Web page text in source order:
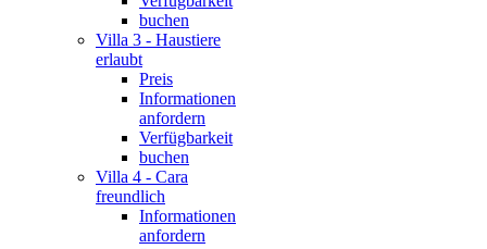
buchen
Villa 3 - Haustiere
erlaubt
Preis
Informationen
anfordern
Verfügbarkeit
buchen
Villa 4 - Cara
freundlich
Informationen
anfordern